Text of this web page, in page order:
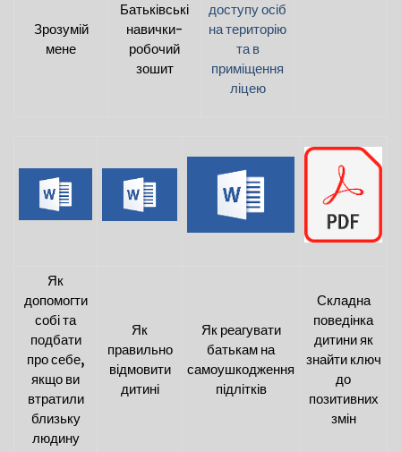
Зрозумій
мене
Батьківські
навички-
робочий
зошит
доступу осіб
на територію
та в
приміщення
ліцею
Як
допомогти
собі та
подбати
про себе,
якщо ви
втратили
близьку
людину
Як
правильно
відмовити
дитині
Як реагувати
батькам на
самоушкодження
підлітків
Складна
поведінка
дитини як
знайти ключ
до
позитивних
змін